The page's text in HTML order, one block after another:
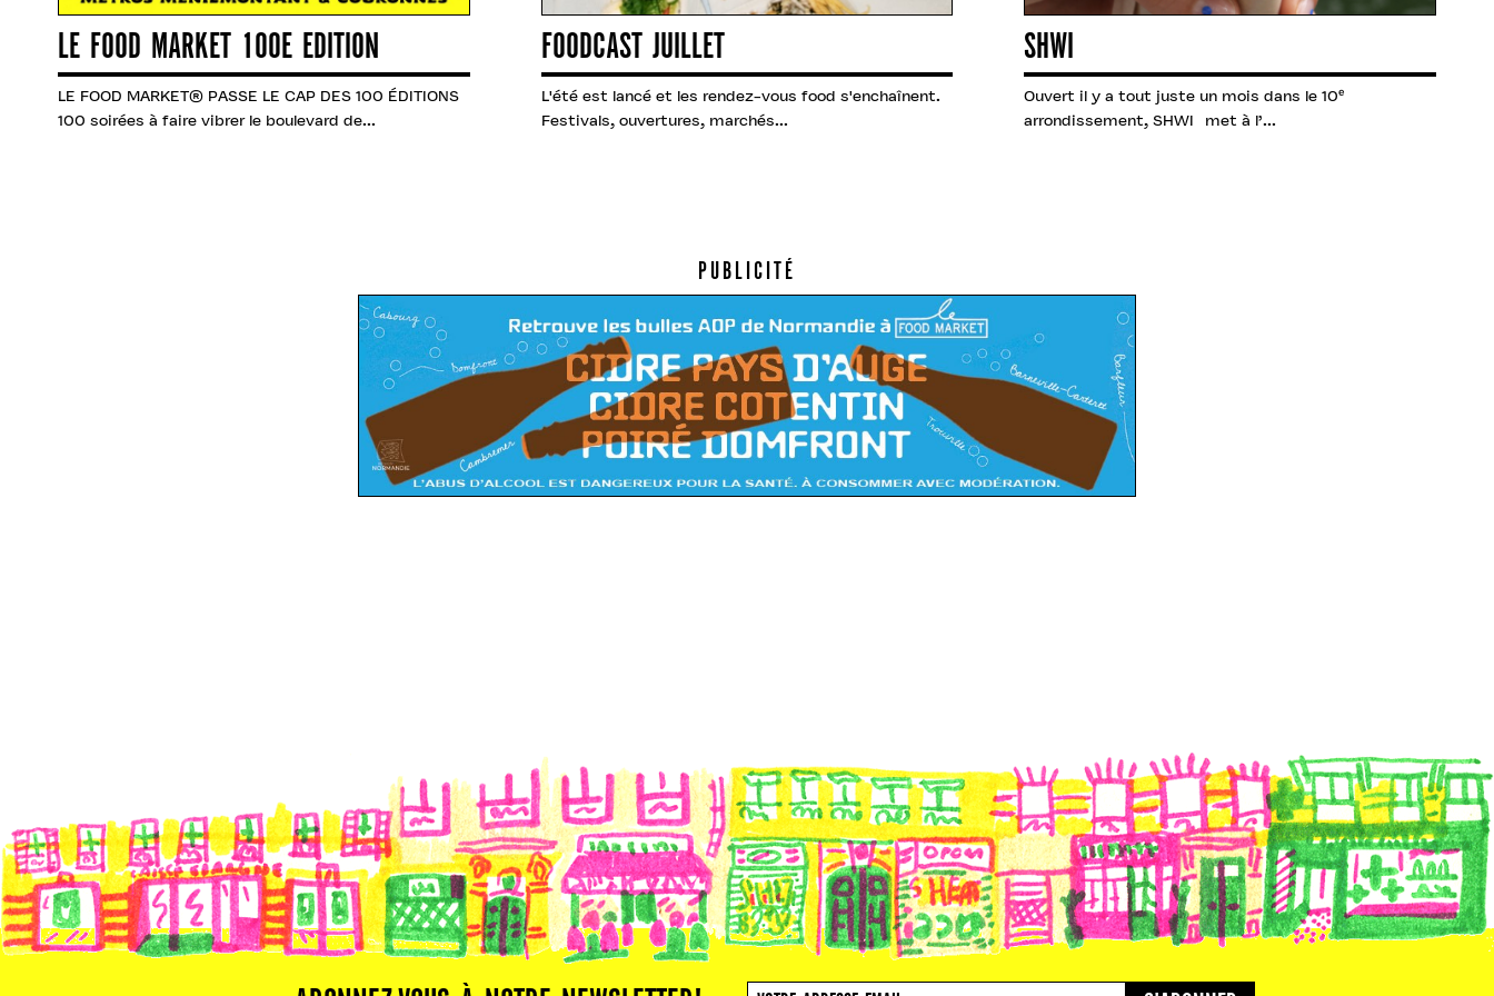
LE FOOD MARKET 100E EDITION
LE FOOD MARKET® PASSE LE CAP DES 100 ÉDITIONS
100 soirées à faire vibrer le boulevard de...
FOODCAST JUILLET
L'été est lancé et les rendez-vous food s'enchaînent.
Festivals, ouvertures, marchés...
SHWI
Ouvert il y a tout juste un mois dans le 10ᵉ
arrondissement, SHWI met à l’...
PUBLICITÉ